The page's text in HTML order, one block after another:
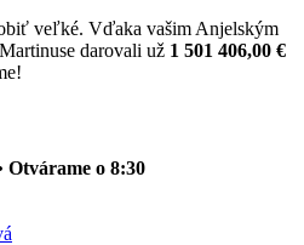
veľké. Vďaka vašim Anjelským
darovali už 1 501 406,00 €
Otvárame o 8:30